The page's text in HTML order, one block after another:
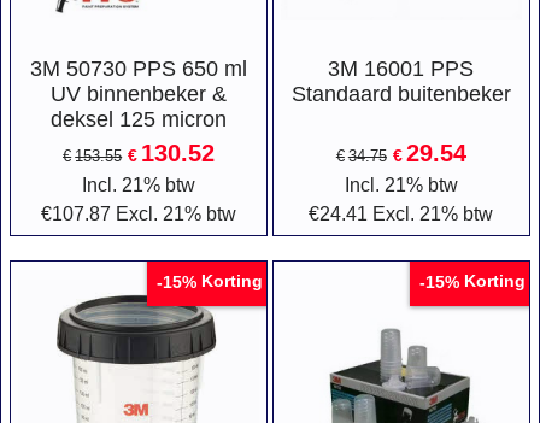
3M 50730 PPS 650 ml
UV binnenbeker &
deksel 125 micron
€ 153.55 € 130.52
Incl. 21% btw
€107.87 Excl. 21% btw
3M 16001 PPS
Standaard buitenbeker
€ 34.75 €29.54
Incl. 21% btw
€24.41 Excl. 21% btw
-15% Korting -15% Korting